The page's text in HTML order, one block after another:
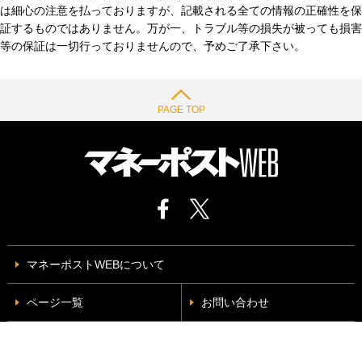
は細心の注意を払っておりますが、記載される全ての情報の正確性を保
証するものではありません。万が一、トラブル等の損失が被っても損害
等の保証は一切行っておりませんので、予めご了承下さい。
PAGE TOP
マネーポストWEBについて
ページ一覧 お問い合わせ